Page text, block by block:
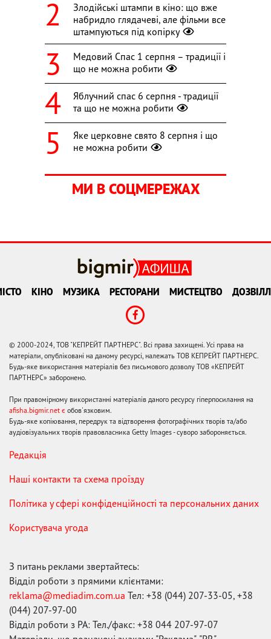
Злодійські штампи в кіно: що вже
набридло глядачеві, але фільми все
штампуються під копірку
Медовий Спас 1 серпня – традиції і
що не можна робити
Яблучний спас 6 серпня - традиції
та що не можна робити
Яке церковне свято 8 серпня і що
не можна робити
МИ В СОЦМЕРЕЖАХ
КІНО МУЗИКА РЕСТОРАНИ МИСТЕЦТВО
© 2000-2024, ТОВ "КЕПРЕЙТ ПАРТНЕРС". Всі права захищені. Усі права на
матеріали, опубліковані на даному ресурсі, належать ТОВ КЕПРЕЙТ ПАРТНЕРС.
Будь-яке використання матеріалів без письмового дозволу ТОВ «КЕПРЕЙТ
ПАРТНЕРС» заборонено.
При правомірному використанні матеріалів даного ресурсу гіперпосилання на
afisha.bigmir.net є обов'язковим.
Будь-яке копіювання, передрук та відтворення фотографічних творів та/або
аудіовізуальних творів правовласника Getty Images - суворо забороняється.
Редакція
Наші контакти та схема проїзду
Політика у сфері конфіденційності та персональних даних
Користувача угода
З питань реклами звертайтесь:
Відділ роботи з прямими клієнтами:
reklama@mediadim.com.ua Тел: +38 (044) 207-33-05, +38
(044) 207-97-00
Відділ роботи з РА: Тел./факс: +38 044 207-97-07